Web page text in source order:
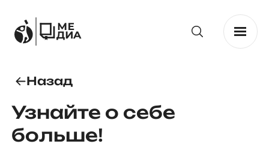
Назад
Узнайте о себе
больше!